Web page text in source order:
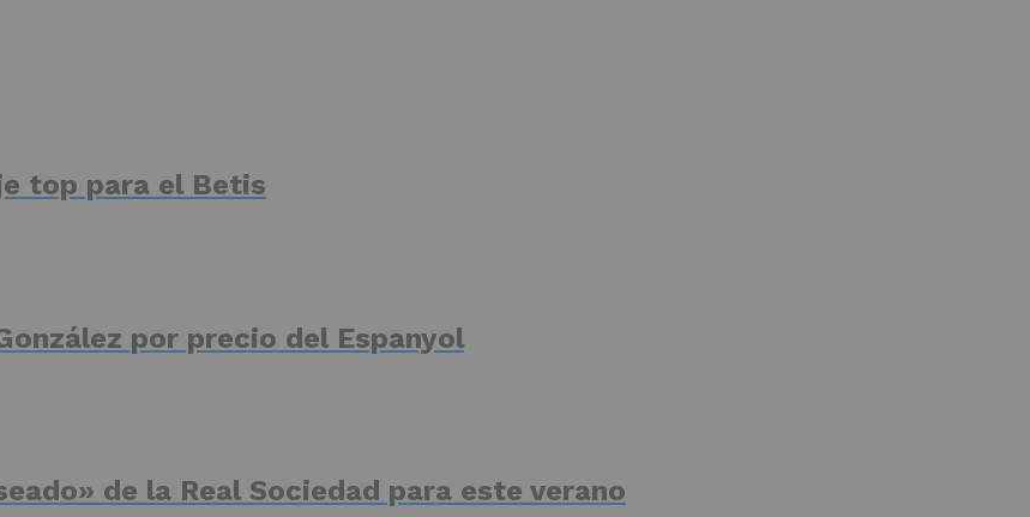
top para el Betis
por precio del Espanyol
de la Real Sociedad para este verano